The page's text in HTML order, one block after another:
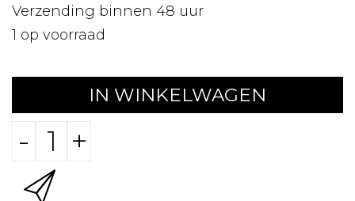
Verzending binnen 48 uur
1 op voorraad
IN WINKELWAGEN
- +